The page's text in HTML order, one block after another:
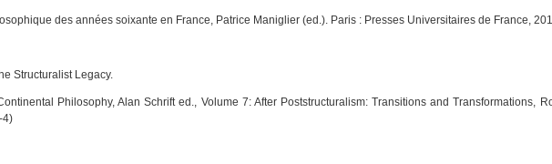
des années soixante en France , Patrice Maniglier (ed.). Paris : Presses Universitaires de France,
Structuralist Legacy.
Philosophy, Alan Schrift ed., Volume 7: After Poststructuralism: Transitions and Transformations ,
4)